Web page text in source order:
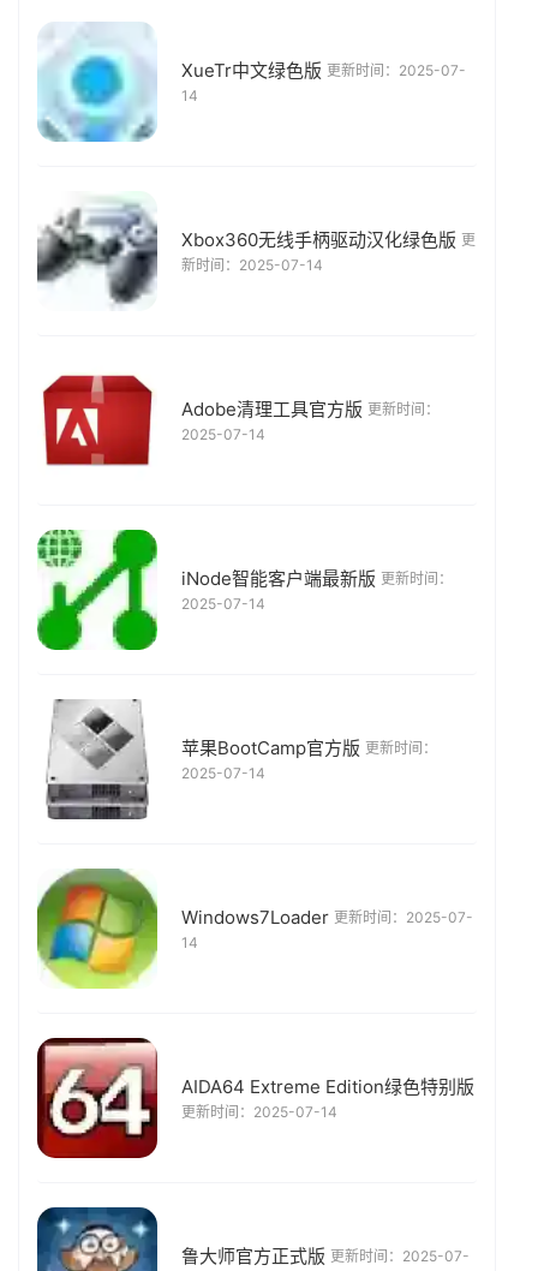
XueTr中文绿色版 更新时间：2025-07-
14
Xbox360无线手柄驱动汉化绿色版 更
新时间：2025-07-14
Adobe清理工具官方版 更新时间：
2025-07-14
iNode智能客户端最新版 更新时间：
2025-07-14
苹果BootCamp官方版 更新时间：
2025-07-14
Windows7Loader 更新时间：2025-07-
14
AIDA64 Extreme Edition绿色特别版
更新时间：2025-07-14
鲁大师官方正式版 更新时间：2025-07-